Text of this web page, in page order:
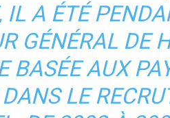
IL A ÉTÉ
GÉNÉRAL DE
BASÉE AUX
LE